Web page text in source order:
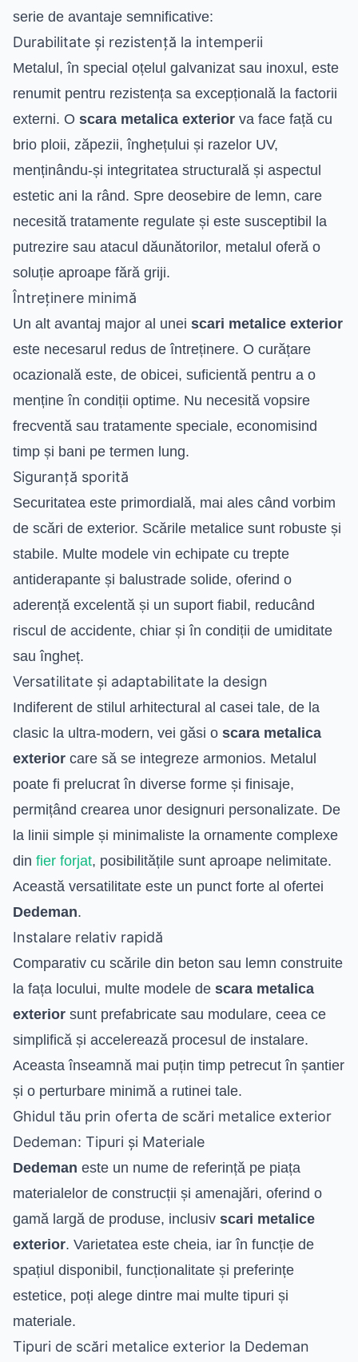
serie de avantaje semnificative:
Durabilitate și rezistență la intemperii
Metalul, în special oțelul galvanizat sau inoxul, este
renumit pentru rezistența sa excepțională la factorii
externi. O scara metalica exterior va face față cu
brio ploii, zăpezii, înghețului și razelor UV,
menținându-și integritatea structurală și aspectul
estetic ani la rând. Spre deosebire de lemn, care
necesită tratamente regulate și este susceptibil la
putrezire sau atacul dăunătorilor, metalul oferă o
soluție aproape fără griji.
Întreținere minimă
Un alt avantaj major al unei scari metalice exterior
este necesarul redus de întreținere. O curățare
ocazională este, de obicei, suficientă pentru a o
menține în condiții optime. Nu necesită vopsire
frecventă sau tratamente speciale, economisind
timp și bani pe termen lung.
Siguranță sporită
Securitatea este primordială, mai ales când vorbim
de scări de exterior. Scările metalice sunt robuste și
stabile. Multe modele vin echipate cu trepte
antiderapante și balustrade solide, oferind o
aderență excelentă și un suport fiabil, reducând
riscul de accidente, chiar și în condiții de umiditate
sau îngheț.
Versatilitate și adaptabilitate la design
Indiferent de stilul arhitectural al casei tale, de la
clasic la ultra-modern, vei găsi o scara metalica
exterior care să se integreze armonios. Metalul
poate fi prelucrat în diverse forme și finisaje,
permițând crearea unor designuri personalizate. De
la linii simple și minimaliste la ornamente complexe
din fier forjat, posibilitățile sunt aproape nelimitate.
Această versatilitate este un punct forte al ofertei
Dedeman.
Instalare relativ rapidă
Comparativ cu scările din beton sau lemn construite
la fața locului, multe modele de scara metalica
exterior sunt prefabricate sau modulare, ceea ce
simplifică și accelerează procesul de instalare.
Aceasta înseamnă mai puțin timp petrecut în șantier
și o perturbare minimă a rutinei tale.
Ghidul tău prin oferta de scări metalice exterior
Dedeman: Tipuri și Materiale
Dedeman este un nume de referință pe piața
materialelor de construcții și amenajări, oferind o
gamă largă de produse, inclusiv scari metalice
exterior. Varietatea este cheia, iar în funcție de
spațiul disponibil, funcționalitate și preferințe
estetice, poți alege dintre mai multe tipuri și
materiale.
Tipuri de scări metalice exterior la Dedeman